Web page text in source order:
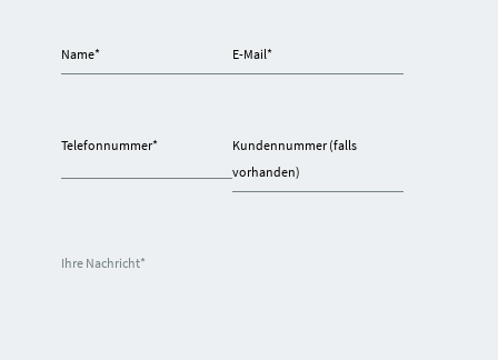
Name* E-Mail*
Telefonnummer*
Kundennummer (falls
vorhanden)
Ihre Nachricht*